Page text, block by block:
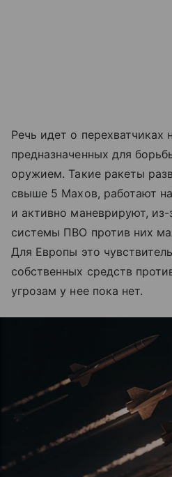
Речь идет о перехватчиках
предназначенных для
оружием. Такие ракеты
свыше 5 Махов, работают
и активно маневрируют, из-
системы ПВО против них
Для Европы это
собственных средств
угрозам у нее пока нет.